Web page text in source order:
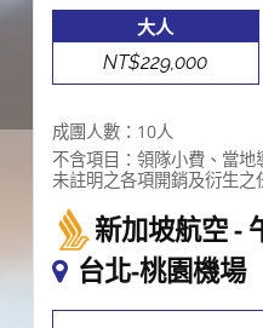
大人
NT$229,000
成團人數：10人
不含項目：領隊小費、當
未註明之各項開銷及衍生之
新加坡航空
台北-桃園機場